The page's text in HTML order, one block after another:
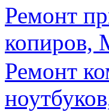
Ремонт
Ремонт